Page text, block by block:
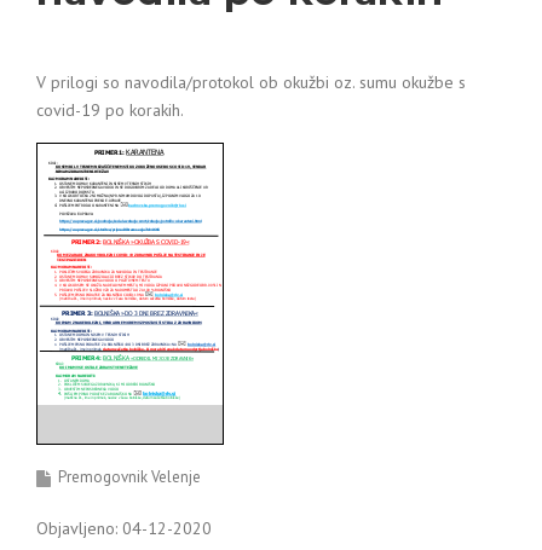
V prilogi so navodila/protokol ob okužbi oz. sumu okužbe s
covid-19 po korakih.
Premogovnik Velenje
Objavljeno: 04-12-2020